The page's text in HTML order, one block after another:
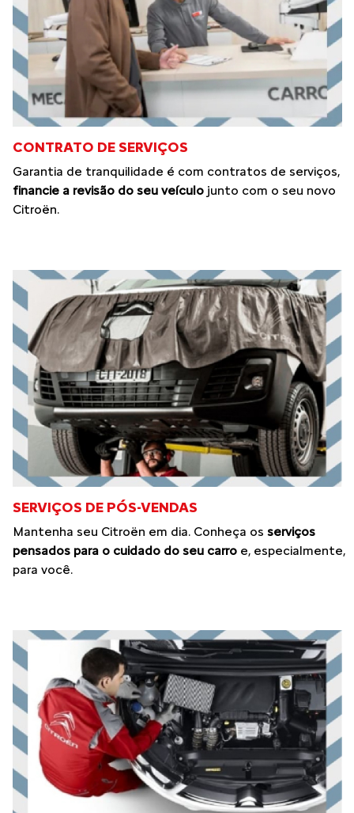
CONTRATO DE SERVIÇOS
Garantia de tranquilidade é com contratos de serviços,
financie a revisão do seu veículo junto com o seu novo
Citroën.
SERVIÇOS DE PÓS-VENDAS
Mantenha seu Citroën em dia. Conheça os serviços
pensados para o cuidado do seu carro e, especialmente,
para você.